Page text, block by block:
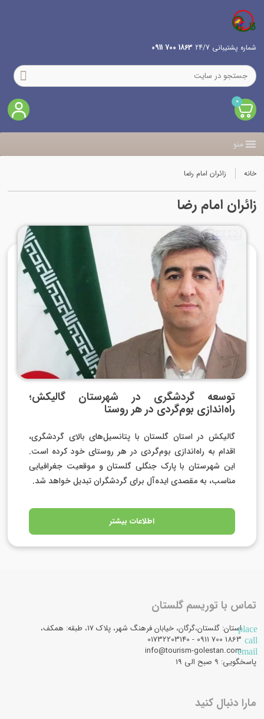
شماره پشتیبانی 24/7 1863 700 0911
0
منو
خانه زائران امام رضا
زائران امام رضا
توسعه گردشگری در شهرستان گالیکش؛
راه‌اندازی بوم‌گردی در هر روستا
گالیکش در استان گلستان با پتانسیل‌های بالای گردشگری،
اقدام به راه‌اندازی بوم‌گردی در هر روستای خود کرده است.
این شهرستان با پارک جنگلی گلستان و موقعیت جغرافیایی
مناسب، به مقصدی ایده‌آل برای گردشگران تبدیل خواهد شد.
اطلاعات بیشتر
تماس با توریسم گلستان
placeاستان: گلستان،گرگان، خیابان فرهنگ شهر، پلاک 17، طبقه: همکف،
call
email
info@tourism-golestan.com
پاسخگویی: ۹ صبح الی 19
مارا دنبال کنید